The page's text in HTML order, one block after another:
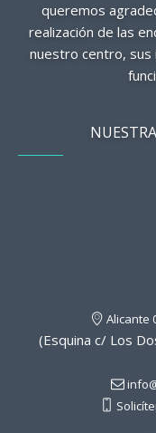
queremos
realización de las
nuestro centro, sus
Alicante
(Esquina c/ Los